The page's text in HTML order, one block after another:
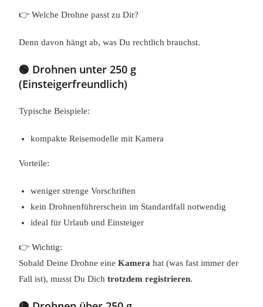
👉 Welche Drohne passt zu Dir?
Denn davon hängt ab, was Du rechtlich brauchst.
🟢 Drohnen unter 250 g
(Einsteigerfreundlich)
Typische Beispiele:
kompakte Reisemodelle mit Kamera
Vorteile:
weniger strenge Vorschriften
kein Drohnenführerschein im Standardfall notwendig
ideal für Urlaub und Einsteiger
👉 Wichtig:
Sobald Deine Drohne eineKamera hat (was fast immer der
Fall ist), musst Du Dichtrotzdem registrieren.